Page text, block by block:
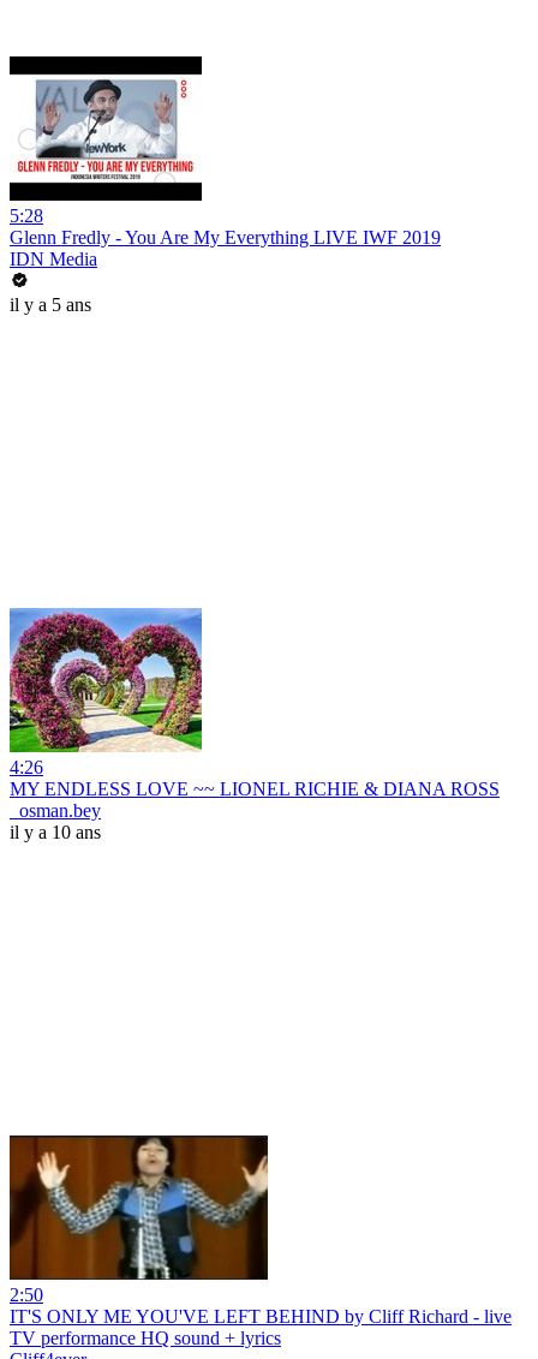
5:28
Glenn Fredly - You Are My Everything LIVE IWF 2019
IDN Media
il y a 5 ans
4:26
MY ENDLESS LOVE ~~ LIONEL RICHIE & DIANA ROSS
_osman.bey
il y a 10 ans
2:50
IT'S ONLY ME YOU'VE LEFT BEHIND by Cliff Richard - live
TV performance HQ sound + lyrics